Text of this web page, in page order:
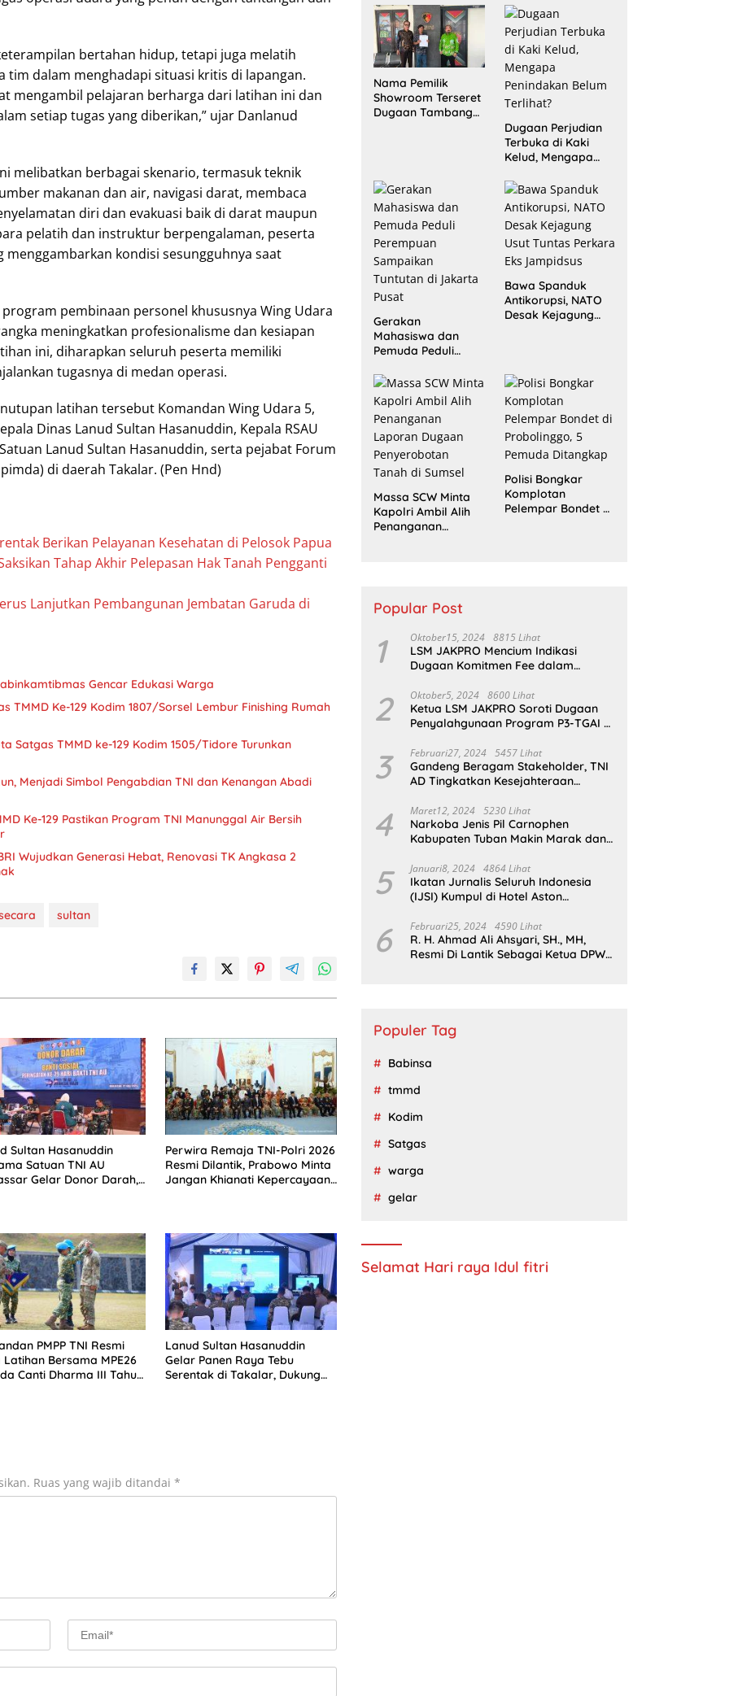
bertahan hidup, tetapi juga melatih
tim dalam menghadapi situasi kritis di lapangan.
mengambil pelajaran berharga dari latihan ini dan
setiap tugas yang diberikan,” ujar Danlanud
melibatkan berbagai skenario, termasuk teknik
makanan dan air, navigasi darat, membaca
diri dan evakuasi baik di darat maupun
pelatih dan instruktur berpengalaman, peserta
kondisi sesungguhnya saat
pembinaan personel khususnya Wing Udara
meningkatkan profesionalisme dan kesiapan
ini, diharapkan seluruh peserta memiliki
tugasnya di medan operasi.
latihan tersebut Komandan Wing Udara 5,
Dinas Lanud Sultan Hasanuddin, Kepala RSAU
Lanud Sultan Hasanuddin, serta pejabat Forum
di daerah Takalar. (Pen Hnd)
Berikan Pelayanan Kesehatan di Pelosok Papua
Tahap Akhir Pelepasan Hak Tanah Pengganti
Lanjutkan Pembangunan Jembatan Garuda di
Gencar Edukasi Warga
TMMD Ke-129 Kodim 1807/Sorsel Lembur Finishing Rumah
Satgas TMMD ke-129 Kodim 1505/Tidore Turunkan
Menjadi Simbol Pengabdian TNI dan Kenangan Abadi
Ke-129 Pastikan Program TNI Manunggal Air Bersih
Wujudkan Generasi Hebat, Renovasi TK Angkasa 2
sultan
Sultan Hasanuddin
Satuan TNI AU
Gelar Donor Darah,
Perwira Remaja TNI-Polri 2026
Resmi Dilantik, Prabowo Minta
Jangan Khianati Kepercayaan
PMPP TNI Resmi
Latihan Bersama MPE26
Canti Dharma III Tahun
Lanud Sultan Hasanuddin
Gelar Panen Raya Tebu
Serentak di Takalar, Dukung
Ruas yang wajib ditandai *
Pelaku Ditangkap
dan Satu Buron
Bentuk Tim
Pelaksana
Kampung Zakat
Nama Pemilik
Showroom Terseret
Dugaan Tambang
Dugaan Perjudian
Terbuka di Kaki
Kelud, Mengapa
Terlihat?
Gerakan
Mahasiswa dan
Pemuda Peduli
Sampaikan
Tuntutan di Jakarta
Pusat
Bawa Spanduk
Antikorupsi, NATO
Desak Kejagung
Massa SCW Minta
Kapolri Ambil Alih
Penanganan
Polisi Bongkar
Komplotan
Pelempar Bondet di
Popular Post
1 Oktober15, 2024 8815 Lihat
LSM JAKPRO Mencium Indikasi
Dugaan Komitmen Fee dalam
Sukapura
2 Oktober5, 2024 8600 Lihat
Ketua LSM JAKPRO Soroti Dugaan
Penyalahgunaan Program P3-TGAI di
3 Februari27, 2024 5457 Lihat
Gandeng Beragam Stakeholder, TNI
AD Tingkatkan Kesejahteraan
4 Maret12, 2024 5230 Lihat
Narkoba Jenis Pil Carnophen
Kabupaten Tuban Makin Marak dan
Wajib Tau
5 Januari8, 2024 4864 Lihat
Ikatan Jurnalis Seluruh Indonesia
(IJSI) Kumpul di Hotel Aston
6 Februari25, 2024 4590 Lihat
R. H. Ahmad Ali Ahsyari, SH., MH,
Resmi Di Lantik Sebagai Ketua DPW
Populer Tag
Babinsa
tmmd
Kodim
Satgas
warga
gelar
Selamat Hari raya Idul fitri